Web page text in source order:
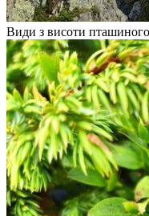
Види з висоти